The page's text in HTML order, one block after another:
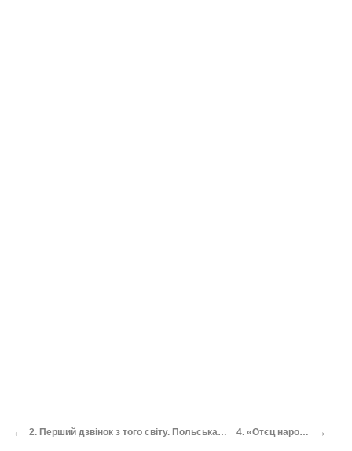
← 2. Перший дзвінок з того світу. Польська війна 4. «Отєц народа» →